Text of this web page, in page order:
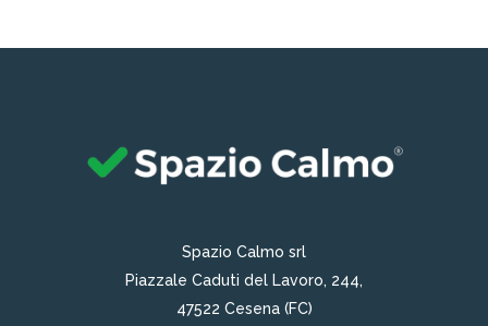
Spazio Calmo srl
Piazzale Caduti del Lavoro, 244,
47522 Cesena (FC)